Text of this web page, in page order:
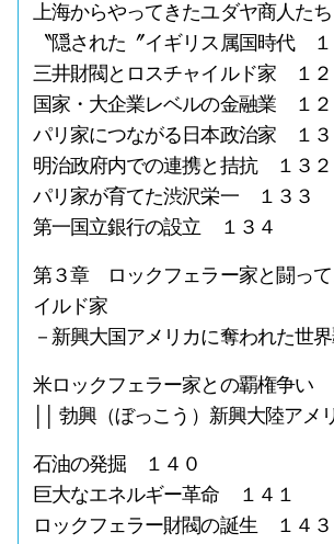
上海からやってきたユダヤ商人た
〝隠された〞イギリス属国時代 １
三井財閥とロスチャイルド家 １２
国家・大企業レベルの金融業 １２
パリ家につながる日本政治家 １３
明治政府内での連携と拮抗 １３２
パリ家が育てた渋沢栄一 １３３
第一国立銀行の設立 １３４
第３章 ロックフェラー家と闘って
イルド家
－新興大国アメリカに奪われた世
米ロックフェラー家との覇権争い
││ 勃興（ぼっこう）新興大陸アメ
石油の発掘 １４０
巨大なエネルギー革命 １４１
ロックフェラー財閥の誕生 １４３